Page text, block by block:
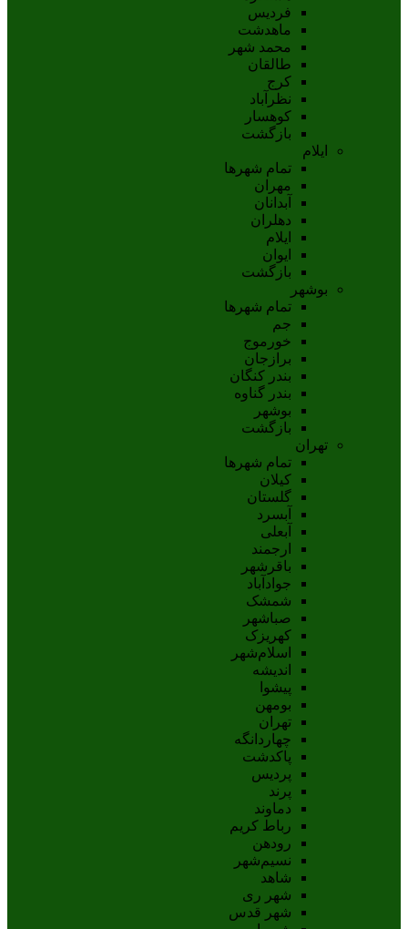
فردیس
ماهدشت
محمد شهر
طالقان
کرج
نظرآباد
کوهسار
بازگشت
ایلام
تمام شهر‌ها
مهران
آبدانان
دهلران
ايلام
ايوان
بازگشت
بوشهر
تمام شهر‌ها
جم
خورموج
برازجان
بندر کنگان
بندر گناوه
بوشهر
بازگشت
تهران
تمام شهر‌ها
کیلان
گلستان
آبسرد
آبعلی
ارجمند
باقرشهر
جوادآباد
شمشک
صباشهر
کهریزک
اسلام‌شهر
اندیشه
پيشوا
بومهن
تهران
چهاردانگه
پاکدشت
پردیس
پرند
دماوند
رباط کریم
رودهن
نسيم‌شهر
شاهد
شهر ری
شهر قدس